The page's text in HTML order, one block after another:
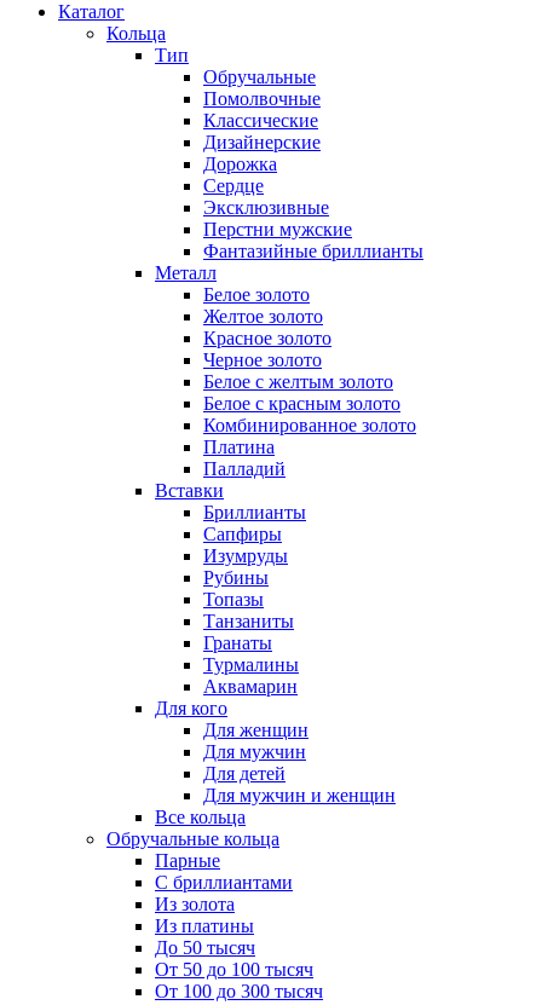
Каталог
Кольца
Тип
Обручальные
Помолвочные
Классические
Дизайнерские
Дорожка
Сердце
Эксклюзивные
Перстни мужские
Фантазийные бриллианты
Металл
Белое золото
Желтое золото
Красное золото
Черное золото
Белое с желтым золото
Белое с красным золото
Комбинированное золото
Платина
Палладий
Вставки
Бриллианты
Сапфиры
Изумруды
Рубины
Топазы
Танзаниты
Гранаты
Турмалины
Аквамарин
Для кого
Для женщин
Для мужчин
Для детей
Для мужчин и женщин
Все кольца
Обручальные кольца
Парные
С бриллиантами
Из золота
Из платины
До 50 тысяч
От 50 до 100 тысяч
От 100 до 300 тысяч